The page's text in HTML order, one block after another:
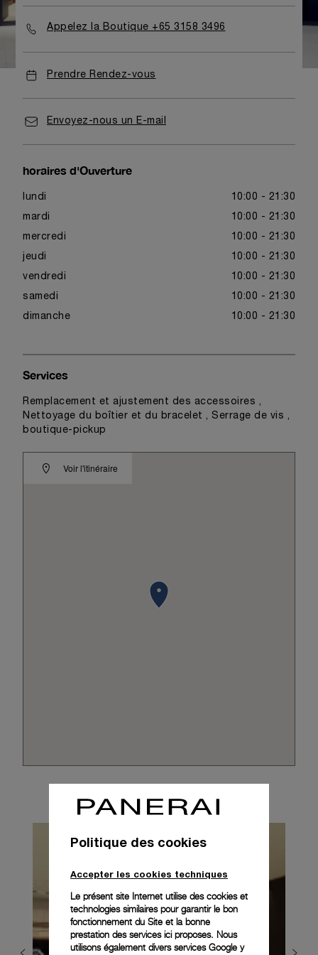
Appelez la Boutique +65 3158 3496
Prendre Rendez-vous
Envoyez-nous un E-mail
horaires d'Ouverture
lundi 10:00 - 21:30
mardi 10:00 - 21:30
mercredi 10:00 - 21:30
jeudi 10:00 - 21:30
vendredi 10:00 - 21:30
samedi 10:00 - 21:30
dimanche 10:00 - 21:30
Voir l'itinéraire
Services
Remplacement et ajustement des accessoires ,
Nettoyage du boîtier et du bracelet , Serrage de vis ,
boutique-pickup
Politique des cookies
Accepter les cookies techniques
Le présent site Internet utilise des cookies et
technologies similaires pour garantir le bon
fonctionnement du Site et la bonne
prestation des services ici proposes. Nous
utilisons également divers services Google y